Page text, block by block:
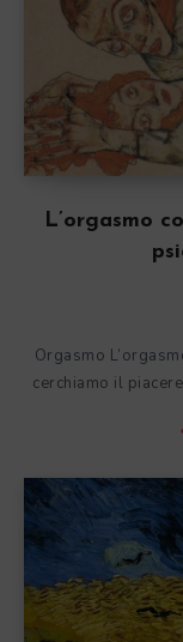
L’orgasmo
Orgasmo
cerchiamo il